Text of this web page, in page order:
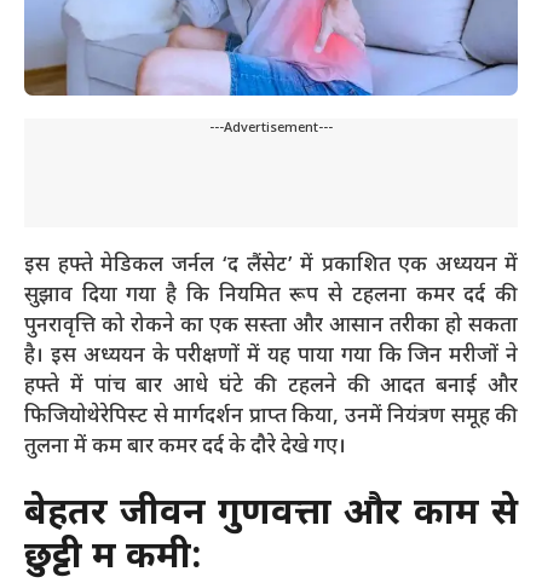
---Advertisement---
इस हफ्ते मेडिकल जर्नल ‘द लैंसेट’ में प्रकाशित एक अध्ययन में
सुझाव दिया गया है कि नियमित रूप से टहलना कमर दर्द की
पुनरावृत्ति को रोकने का एक सस्ता और आसान तरीका हो सकता
है। इस अध्ययन के परीक्षणों में यह पाया गया कि जिन मरीजों ने
हफ्ते में पांच बार आधे घंटे की टहलने की आदत बनाई और
फिजियोथेरेपिस्ट से मार्गदर्शन प्राप्त किया, उनमें नियंत्रण समूह की
तुलना में कम बार कमर दर्द के दौरे देखे गए।
बेहतर जीवन गुणवत्ता और काम से
छुट्टी में कमी: